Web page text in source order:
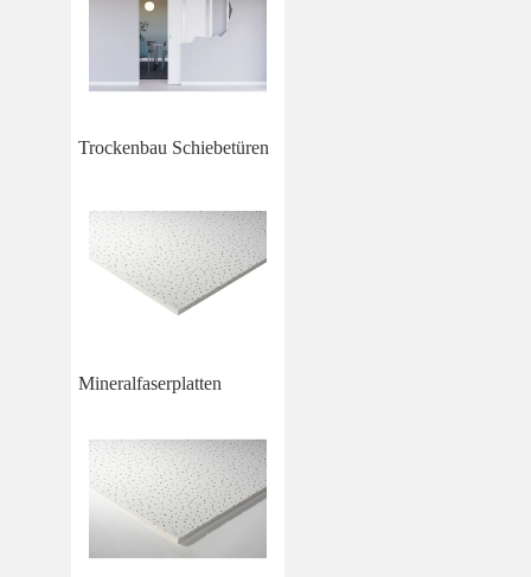
Trockenbau Schiebetüren
Mineralfaserplatten